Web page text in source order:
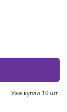
Уже купли 10 шт.